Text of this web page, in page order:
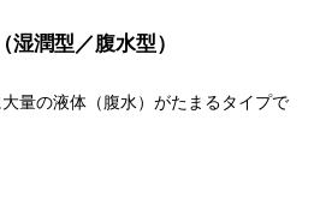
潤型／腹水型）
量の液体（腹水）がたまるタイプで